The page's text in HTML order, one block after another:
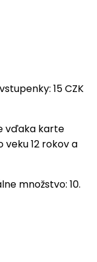
15 CZK
vďaka karte
12 rokov a
množstvo: 10.